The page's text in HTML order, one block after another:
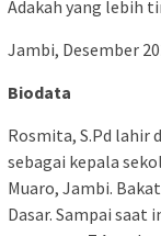
Adakah yang lebih
Jambi, Desember
Biodata
Rosmita, S.Pd lahir
sebagai kepala
Muaro, Jambi.
Dasar. Sampai saat